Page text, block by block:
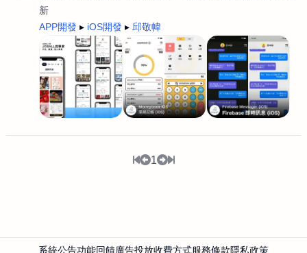
新
APP開發
iOS開發 邱敬幃
1
系統公告功能回饋廣告投放收費方式服務條款隱私政策